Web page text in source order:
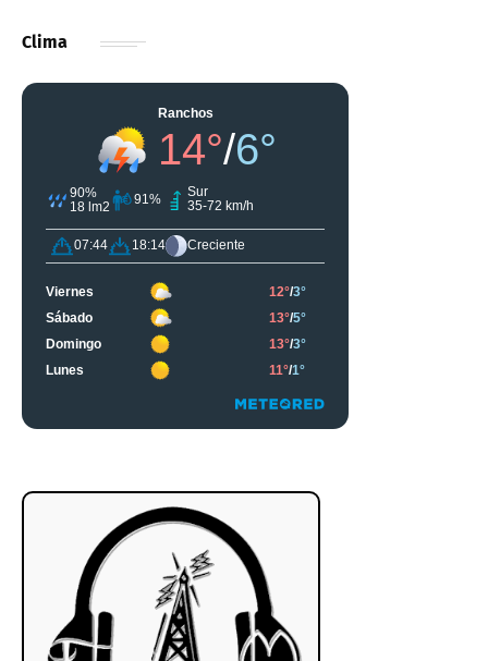
Clima